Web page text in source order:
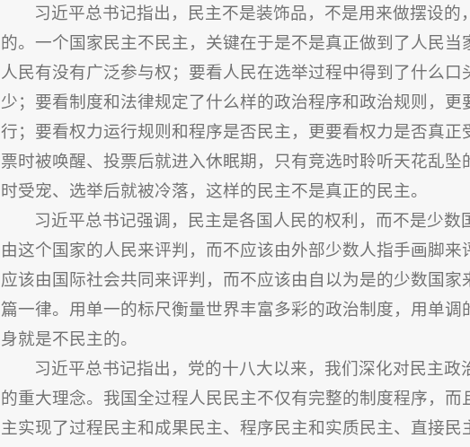
习近平总书记指出，民主不是装饰品，不是用来做摆设
的。一个国家民主不民主，关键在于是不是真正做到了人民
人民有没有广泛参与权；要看人民在选举过程中得到了什么
少；要看制度和法律规定了什么样的政治程序和政治规则，
行；要看权力运行规则和程序是否民主，更要看权力是否真
票时被唤醒、投票后就进入休眠期，只有竞选时聆听天花乱
时受宠、选举后就被冷落，这样的民主不是真正的民主。
习近平总书记强调，民主是各国人民的权利，而不是少
由这个国家的人民来评判，而不应该由外部少数人指手画脚来
应该由国际社会共同来评判，而不应该由自以为是的少数国
篇一律。用单一的标尺衡量世界丰富多彩的政治制度，用单
身就是不民主的。
习近平总书记指出，党的十八大以来，我们深化对民主
的重大理念。我国全过程人民民主不仅有完整的制度程序，
主实现了过程民主和成果民主、程序民主和实质民主、直接